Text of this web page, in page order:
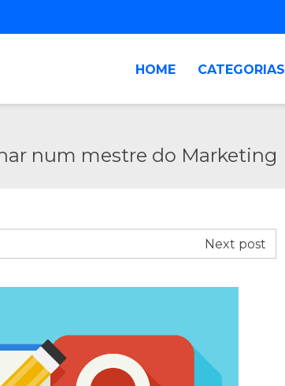
HOME CATEGORIAS
num mestre do Marketing
Next post